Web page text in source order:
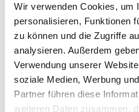
Wir verwenden Cookies, um
personalisieren, Funktionen
zu können und die Zugriffe
analysieren. Außerdem
Verwendung unserer
soziale Medien, Werbung
Partner führen diese
weiteren Daten zusammen,